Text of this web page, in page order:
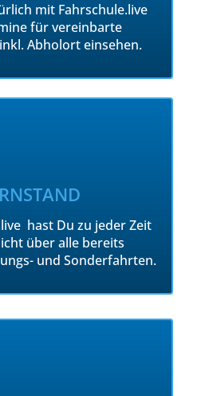
mit Fahrschule.live
für vereinbarte
Abholort einsehen.
hast Du zu jeder Zeit
über alle bereits
und Sonderfahrten.